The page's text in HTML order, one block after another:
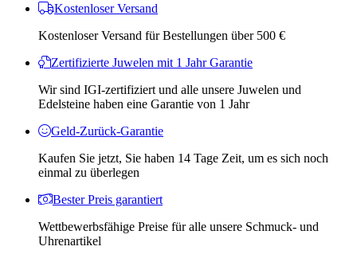
Kostenloser Versand
Kostenloser Versand für Bestellungen über 500 €
Zertifizierte Juwelen mit 1 Jahr Garantie
Wir sind IGI-zertifiziert und alle unsere Juwelen und
Edelsteine ​​haben eine Garantie von 1 Jahr
Geld-Zurück-Garantie
Kaufen Sie jetzt, Sie haben 14 Tage Zeit, um es sich noch
einmal zu überlegen
Bester Preis garantiert
Wettbewerbsfähige Preise für alle unsere Schmuck- und
Uhrenartikel